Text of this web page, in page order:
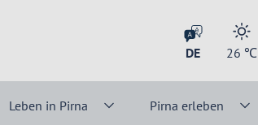
DE 26 ℃
Leben in Pirna Pirna erleben